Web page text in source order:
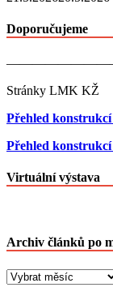
Doporučujeme
Stránky LMK KŽ
Přehled
Přehled
Virtuální výstava
Archiv článků po
Archiv